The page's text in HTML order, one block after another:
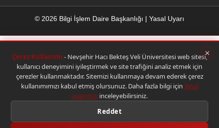
×
Çerez Kullanımı - Nevşehir Hacı Bekteş Veli Üniversitesi web sitesi,
kullanıcı deneyimini iyileştirmek ve site trafiğini analiz etmek için
çerezler kullanmaktadır. Sitemizi kullanmaya devam ederek çerez
kullanımımızı kabul etmiş olursunuz. Daha fazla bilgi için Yasal
uyarımızı inceleyebilirsiniz.
Reddet
© 2026 Bilgi İşlem Daire Başkanlığı | Yasal Uyarı